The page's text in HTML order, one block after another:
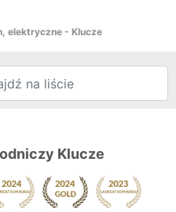
elektryczne - Klucze
Klucze